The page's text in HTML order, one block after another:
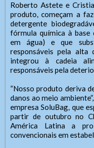
Roberto Astete e
produto, começam a
detergente
fórmula química à base
em água) e que
responsáveis pela alta
integrou à cadeia
responsáveis pela
“Nosso produto deriva
danos ao meio
empresa SoluBag, que
partir de outubro no
América Latina a
convencionais em